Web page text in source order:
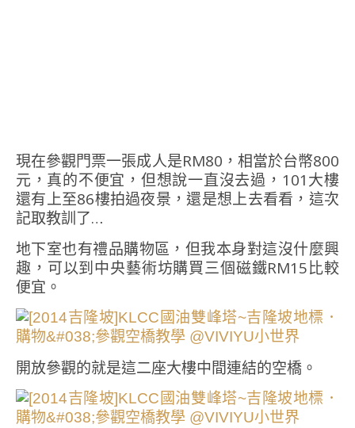
現在參觀門票一張成人是RM80，相當於台幣800
元，真的不便宜，但想說一直沒去過，101大樓
還有上至86樓拍過夜景，還是想上去看看，這次
記取教訓了…
地下室也有禮品購物區，但我本身對這沒什麼興
趣，可以到中央藝術坊購買三個磁鐵RM15比較
便宜。
開放參觀的就是這二座大樓中間連結的空橋。